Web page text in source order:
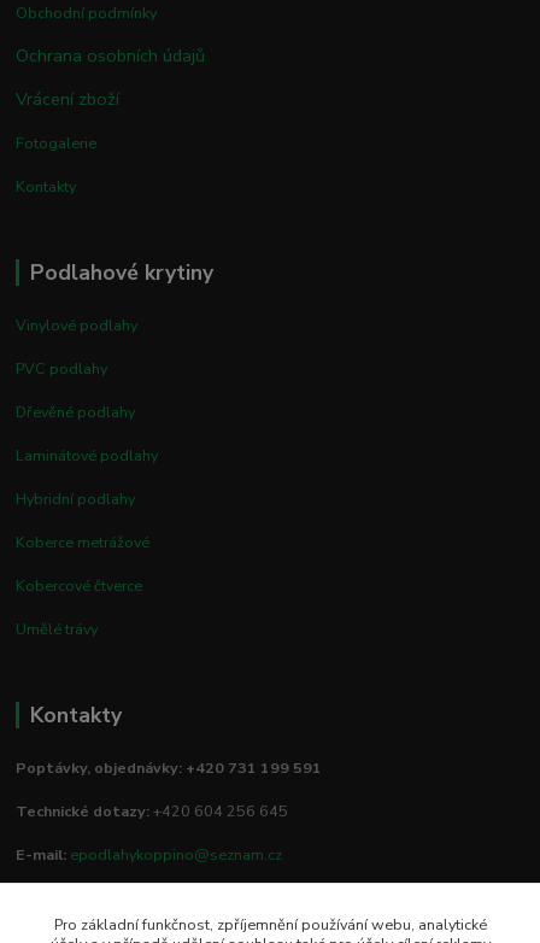
Obchodní podmínky
Ochrana osobních údajů
Vrácení zboží
Fotogalerie
Kontakty
Podlahové krytiny
Vinylové podlahy
PVC podlahy
Dřevěné podlahy
Laminátové podlahy
Hybridní podlahy
Koberce metrážové
Kobercové čtverce
Umělé trávy
Kontakty
Poptávky, objednávky: +420 731 199 591
Technické dotazy:+420 604 256 645
E-mail: epodlahykoppino@seznam.cz
Pro základní funkčnost, zpříjemnění používání webu, analytické